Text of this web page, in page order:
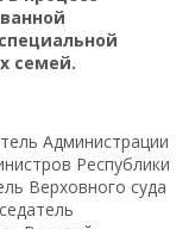
семей.
Администрации
Республики
Верховного суда